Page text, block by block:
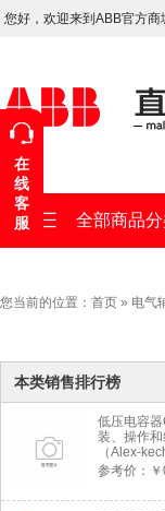
您好，欢迎来到ABB官方商
全部商品
您当前的位置： 首页 » 电气
本类销售排行榜
低压电容
装、操作
（Alex-
购）-2022
参考价：
在
线
客
服